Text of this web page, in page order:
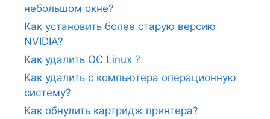
небольшом окне?
Как установить более старую версию
NVIDIA?
Как удалить ОС Linux ?
Как удалить с компьютера операционную
систему?
Как обнулить картридж принтера?